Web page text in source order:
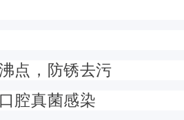
点，防锈去污
腔真菌感染